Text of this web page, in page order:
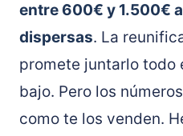
entre 600€ y 1.500€
dispersas. La
promete juntarlo todo
bajo. Pero los
como te los venden.